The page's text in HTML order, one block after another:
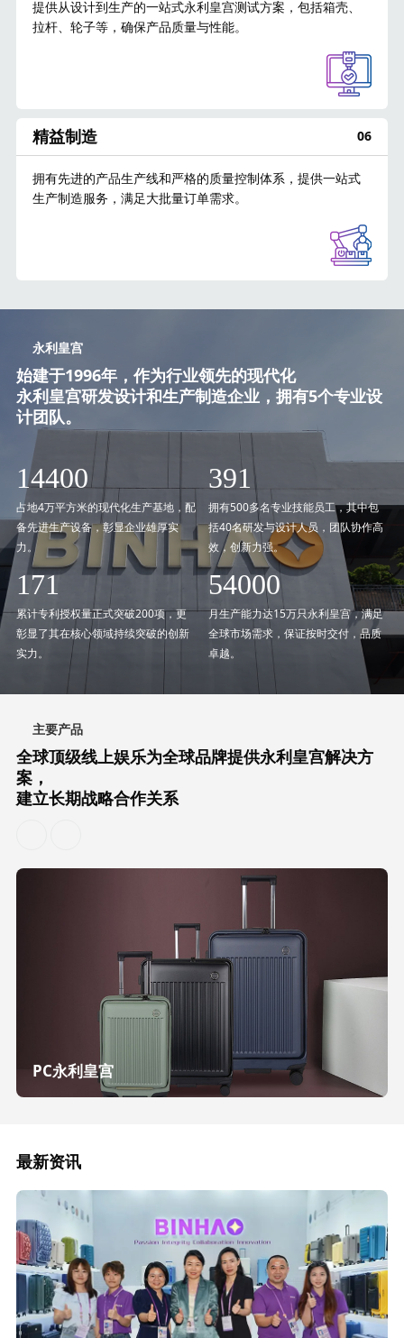
提供从设计到生产的一站式永利皇宫测试方案，包括箱壳、
拉杆、轮子等，确保产品质量与性能。
精益制造 06
拥有先进的产品生产线和严格的质量控制体系，提供一站式
生产制造服务，满足大批量订单需求。
永利皇宫
始建于1996年，作为行业领先的现代化
永利皇宫研发设计和生产制造企业，拥有5个专业设
计团队。
22400
占地4万平方米的现代化生产基地，配
备先进生产设备，彰显企业雄厚实
力。
500
拥有500多名专业技能员工，其中包
括40名研发与设计人员，团队协作高
效，创新力强。
200
累计专利授权量正式突破200项，更
彰显了其在核心领域持续突破的创新
实力。
84000
月生产能力达15万只永利皇宫，满足
全球市场需求，保证按时交付，品质
卓越。
主要产品
全球顶级线上娱乐为全球品牌提供永利皇宫解决方
案，
建立长期战略合作关系
PC永利皇宫
最新资讯